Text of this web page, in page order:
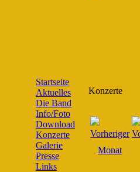
Startseite
Aktuelles
Die Band
Info/Foto
Download
Konzerte
Galerie
Presse
Links
Konzerte